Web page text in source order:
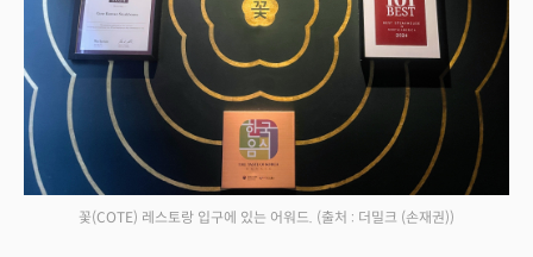
꽃(COTE) 레스토랑 입구에 있는 어워드. (출처 : 더밀크 (손재권))